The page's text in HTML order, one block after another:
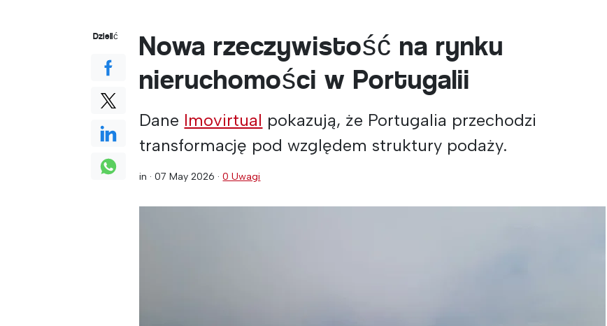
Nowa rzeczywistość na rynku
nieruchomości w Portugalii
Dane Imovirtual pokazują, że Portugalia przechodzi
transformację pod względem struktury podaży.
in ·07 May 2026 ·0 Uwagi
Dzielić